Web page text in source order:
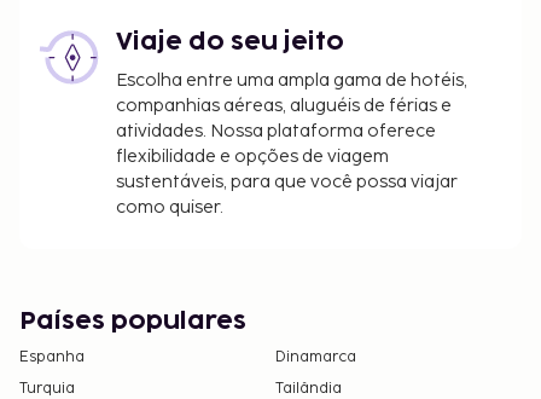
Viaje do seu jeito
Escolha entre uma ampla gama de hotéis,
companhias aéreas, aluguéis de férias e
atividades. Nossa plataforma oferece
flexibilidade e opções de viagem
sustentáveis, para que você possa viajar
como quiser.
Países populares
Espanha
Dinamarca
Turquia
Tailândia